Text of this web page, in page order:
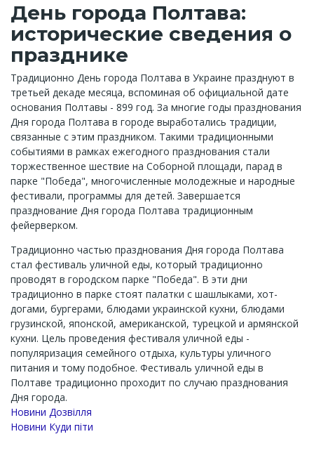
День города Полтава:
исторические сведения о
празднике
Традиционно День города Полтава в Украине празднуют в
третьей декаде месяца, вспоминая об официальной дате
основания Полтавы - 899 год. За многие годы празднования
Дня города Полтава в городе выработались традиции,
связанные с этим праздником. Такими традиционными
событиями в рамках ежегодного празднования стали
торжественное шествие на Соборной площади, парад в
парке "Победа", многочисленные молодежные и народные
фестивали, программы для детей. Завершается
празднование Дня города Полтава традиционным
фейерверком.
Традиционно частью празднования Дня города Полтава
стал фестиваль уличной еды, который традиционно
проводят в городском парке "Победа". В эти дни
традиционно в парке стоят палатки с шашлыками, хот-
догами, бургерами, блюдами украинской кухни, блюдами
грузинской, японской, американской, турецкой и армянской
кухни. Цель проведения фестиваля уличной еды -
популяризация семейного отдыха, культуры уличного
питания и тому подобное. Фестиваль уличной еды в
Полтаве традиционно проходит по случаю празднования
Дня города.
Новини Дозвілля
Новини Куди піти